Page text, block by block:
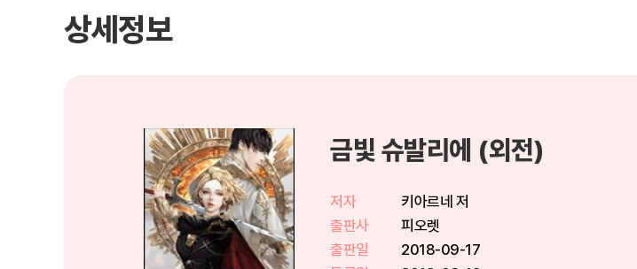
상세정보
금빛 슈발리에 (외전)
저자
키아르네 저
출판사
피오렛
출판일
2018-09-17